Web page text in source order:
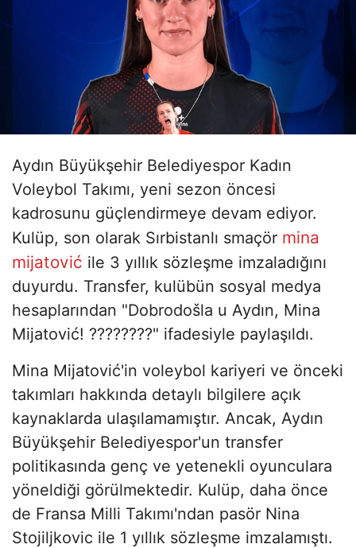
Aydın Büyükşehir Belediyespor Kadın
Voleybol Takımı, yeni sezon öncesi
kadrosunu güçlendirmeye devam ediyor.
Kulüp, son olarak Sırbistanlı smaçör mina
mijatović ile 3 yıllık sözleşme imzaladığını
duyurdu. Transfer, kulübün sosyal medya
hesaplarından "Dobrodošla u Aydın, Mina
Mijatović! ????????" ifadesiyle paylaşıldı.
Mina Mijatović'in voleybol kariyeri ve önceki
takımları hakkında detaylı bilgilere açık
kaynaklarda ulaşılamamıştır. Ancak, Aydın
Büyükşehir Belediyespor'un transfer
politikasında genç ve yetenekli oyunculara
yöneldiği görülmektedir. Kulüp, daha önce
de Fransa Milli Takımı'ndan pasör Nina
Stojiljkovic ile 1 yıllık sözleşme imzalamıştı.